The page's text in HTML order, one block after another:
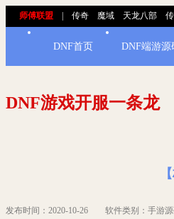
师傅联盟 传奇 魔域 天龙八部
DNF首页 DNF端游源
DNF游戏开服一条龙
发布时间：2020-10-26 软件类别：手游